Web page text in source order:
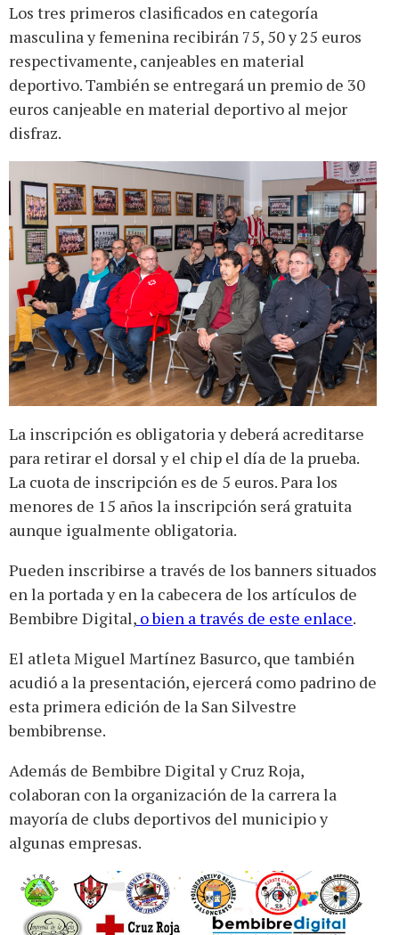
Los tres primeros clasificados en categoría
masculina y femenina recibirán 75, 50 y 25 euros
respectivamente, canjeables en material
deportivo. También se entregará un premio de 30
euros canjeable en material deportivo al mejor
disfraz.
La inscripción es obligatoria y deberá acreditarse
para retirar el dorsal y el chip el día de la prueba.
La cuota de inscripción es de 5 euros. Para los
menores de 15 años la inscripción será gratuita
aunque igualmente obligatoria.
Pueden inscribirse a través de los banners situados
en la portada y en la cabecera de los artículos de
Bembibre Digital, o bien a través de este enlace.
El atleta Miguel Martínez Basurco, que también
acudió a la presentación, ejercerá como padrino de
esta primera edición de la San Silvestre
bembibrense.
Además de Bembibre Digital y Cruz Roja,
colaboran con la organización de la carrera la
mayoría de clubs deportivos del municipio y
algunas empresas.